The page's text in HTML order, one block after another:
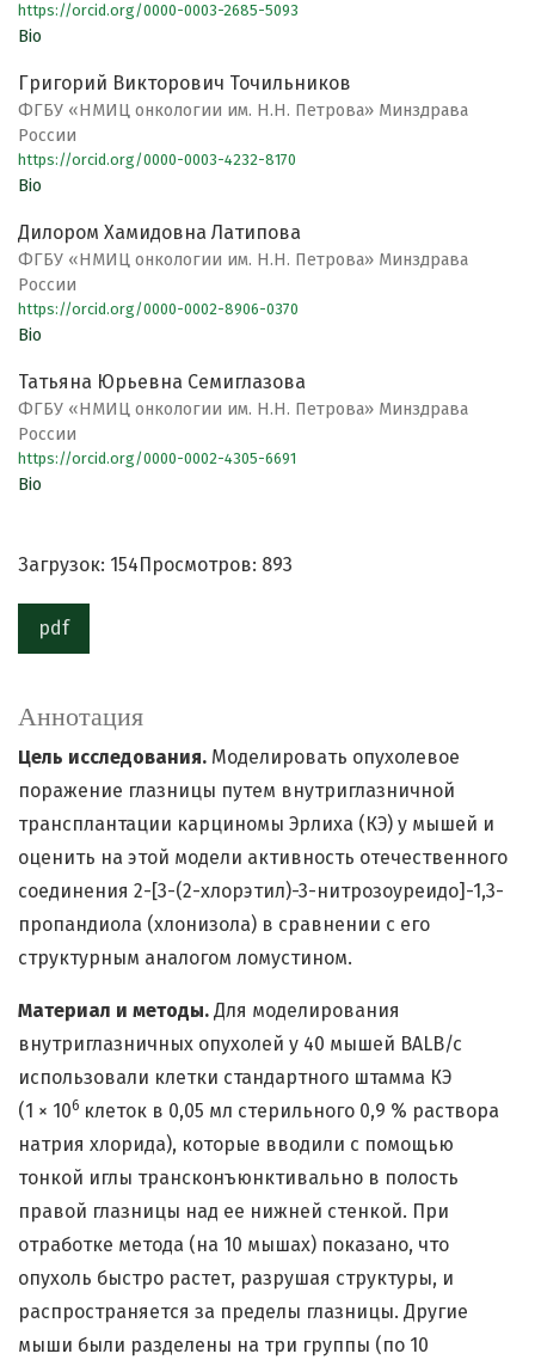
https://orcid.org/0000-0003-2685-5093
Bio
Григорий Викторович Точильников
ФГБУ «НМИЦ онкологии им. Н.Н. Петрова» Минздрава
России
https://orcid.org/0000-0003-4232-8170
Bio
Дилором Хамидовна Латипова
ФГБУ «НМИЦ онкологии им. Н.Н. Петрова» Минздрава
России
https://orcid.org/0000-0002-8906-0370
Bio
Татьяна Юрьевна Семиглазова
ФГБУ «НМИЦ онкологии им. Н.Н. Петрова» Минздрава
России
https://orcid.org/0000-0002-4305-6691
Bio
Загрузок: 154 Просмотров: 893
pdf
Аннотация
Цель исследования. Моделировать опухолевое
поражение глазницы путем внутриглазничной
трансплантации карциномы Эрлиха (КЭ) у мышей и
оценить на этой модели активность отечественного
соединения 2-[3-(2-хлорэтил)-3-нитрозоуреидо]-1,3-
пропандиола (хлонизола) в сравнении с его
структурным аналогом ломустином.
Материал и методы. Для моделирования
внутриглазничных опухолей у 40 мышей BALB/c
использовали клетки стандартного штамма КЭ
(1 × 106 клеток в 0,05 мл стерильного 0,9 % раствора
натрия хлорида), которые вводили c помощью
тонкой иглы трансконъюнктивально в полость
правой глазницы над ее нижней стенкой. При
отработке метода (на 10 мышах) показано, что
опухоль быстро растет, разрушая структуры, и
распространяется за пределы глазницы. Другие
мыши были разделены на три группы (по 10